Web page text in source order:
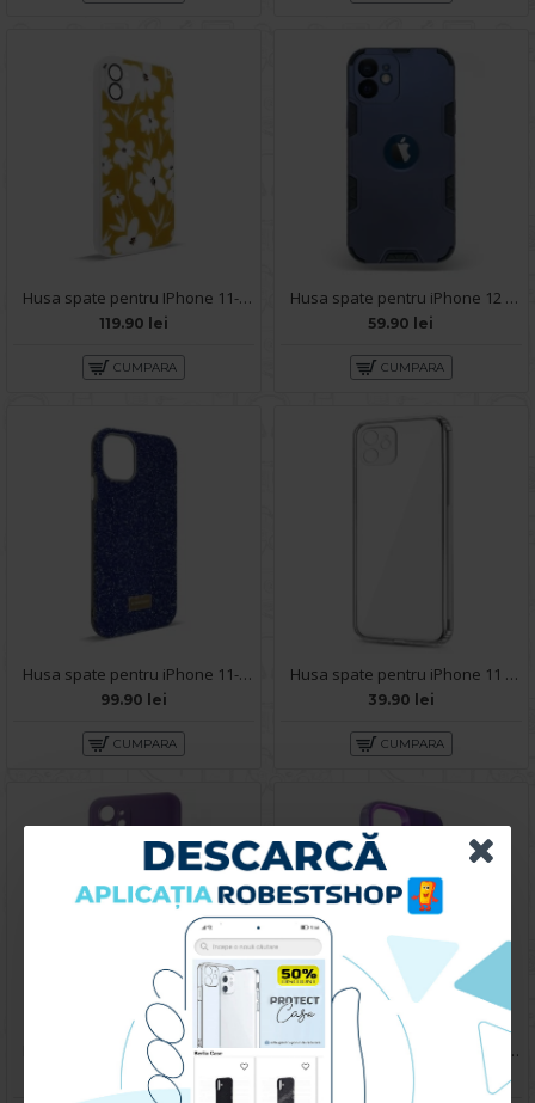
Husa spate pentru IPhone 11- Happy case
119.90 lei
CUMPARA
Husa spate pentru iPhone 12 - Mantis Case Albastru / Negru
59.90 lei
CUMPARA
Husa spate pentru iPhone 11- Glow case
99.90 lei
CUMPARA
Husa spate pentru iPhone 11 - Protect+
39.90 lei
CUMPARA
Husa spate pentru iPhone 11 - Silicon Line Mov
49.90 lei
Husa spate pentru iPhone 11- Bozo case Mov
59.90 lei